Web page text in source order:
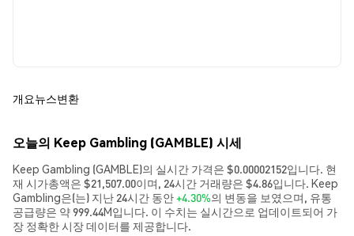
개요뉴스변환
오늘의 Keep Gambling (GAMBLE) 시세
Keep Gambling (GAMBLE)의 실시간 가격은 $0.00002152입니다. 현
재 시가총액은 $21,507.00이며, 24시간 거래량은 $4.86입니다. Keep
Gambling은(는) 지난 24시간 동안+4.30%의 변동을 보였으며, 유통
공급량은 약 999.44M입니다. 이 수치는 실시간으로 업데이트되어 가
장 정확한 시장 데이터를 제공합니다.